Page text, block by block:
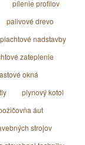
pílenie profilov
palivové drevo
plachtové nadstavby
zateplenie
okná
plynový kotol
áut
strojov